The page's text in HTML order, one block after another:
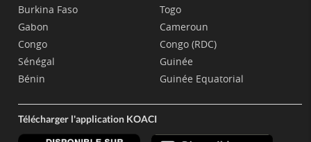
Burkina Faso
Gabon
Congo
Sénégal
Bénin
Togo
Cameroun
Congo (RDC)
Guinée
Guinée Equatorial
Télécharger l'application KOACI